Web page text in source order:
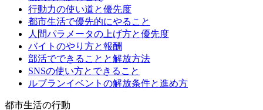
行動力の使い道と優先度
都市生活で優先的にやること
人間パラメータの上げ方と優先度
バイトのやり方と報酬
部活でできることと解放方法
SNSの使い方とできること
ルブランイベントの解放条件と進め方
都市生活の行動